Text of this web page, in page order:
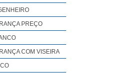
PREÇO
COM VISEIRA